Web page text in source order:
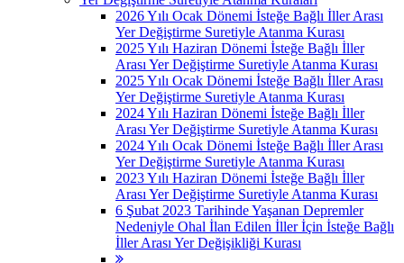
2026 Yılı Ocak Dönemi İsteğe Bağlı İller Arası
Yer Değiştirme Suretiyle Atanma Kurası
2025 Yılı Haziran Dönemi İsteğe Bağlı İller
Arası Yer Değiştirme Suretiyle Atanma Kurası
2025 Yılı Ocak Dönemi İsteğe Bağlı İller Arası
Yer Değiştirme Suretiyle Atanma Kurası
2024 Yılı Haziran Dönemi İsteğe Bağlı İller
Arası Yer Değiştirme Suretiyle Atanma Kurası
2024 Yılı Ocak Dönemi İsteğe Bağlı İller Arası
Yer Değiştirme Suretiyle Atanma Kurası
2023 Yılı Haziran Dönemi İsteğe Bağlı İller
Arası Yer Değiştirme Suretiyle Atanma Kurası
6 Şubat 2023 Tarihinde Yaşanan Depremler
Nedeniyle Ohal İlan Edilen İller İçin İsteğe Bağlı
İller Arası Yer Değişikliği Kurası